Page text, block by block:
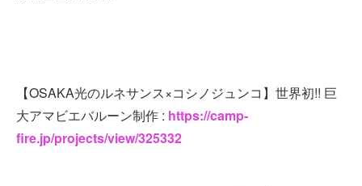
【OSAKA光のルネサンス×コシノジュンコ】世界初!! 巨
大アマビエバルーン制作 : https://camp-
fire.jp/projects/view/325332